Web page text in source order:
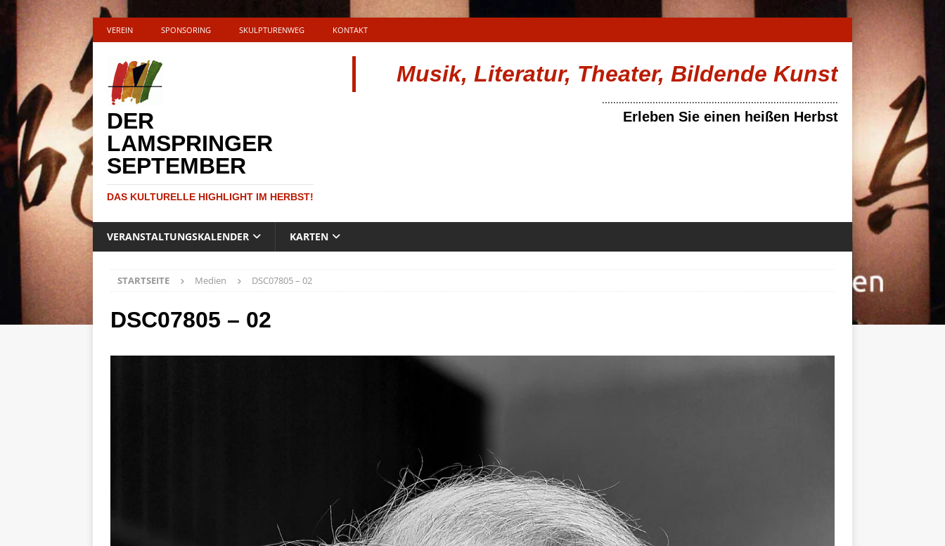
VEREIN SPONSORING SKULPTURENWEG KONTAKT
DER
LAMSPRINGER
SEPTEMBER
DAS KULTURELLE HIGHLIGHT IM HERBST!
Musik, Literatur, Theater, Bildende Kunst
....................................................................................
Erleben Sie einen heißen Herbst
VERANSTALTUNGSKALENDER KARTEN
STARTSEITE Medien DSC07805 – 02
DSC07805 – 02